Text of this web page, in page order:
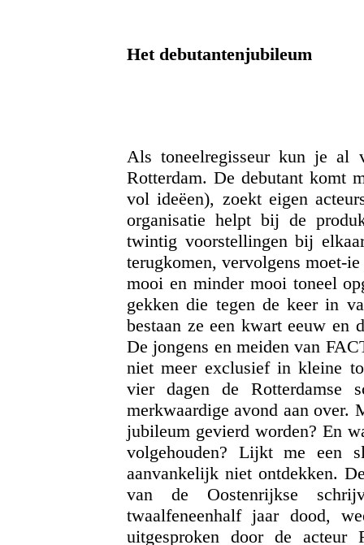
Het debutantenjubileum
Als toneelregisseur kun je al
Rotterdam. De debutant komt
vol ideëen), zoekt eigen
organisatie helpt bij de
twintig voorstellingen bij
terugkomen, vervolgens moet-
mooi en minder mooi toneel
gekken die tegen de keer in
bestaan ze een kwart eeuw en
De jongens en meiden van
niet meer exclusief in kleine
vier dagen de Rotterdamse
merkwaardige avond aan over.
jubileum gevierd worden? En
volgehouden? Lijkt me een
aanvankelijk niet ontdekken.
van de Oostenrijkse
twaalfeneenhalf jaar dood,
uitgesproken door de